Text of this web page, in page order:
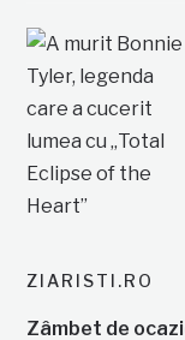
ZIARISTI.RO
Zâmbet de